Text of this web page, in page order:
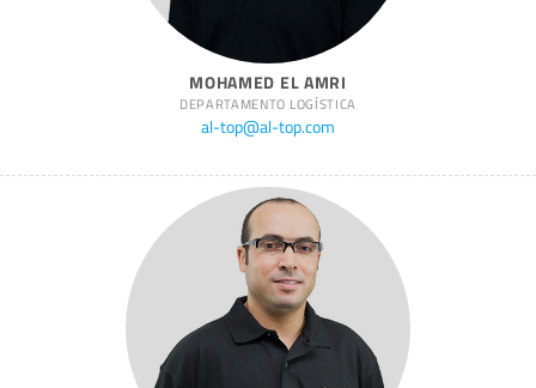
MOHAMED EL AMRI
DEPARTAMENTO LOGÍSTICA
al-top@al-top.com